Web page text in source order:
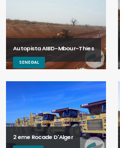
Autopista AIBD-Mbour-Thies
SENEGAL
2 eme Rocade D'Alger